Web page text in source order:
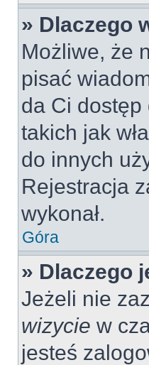
» Dlaczego
Możliwe, że
pisać
da Ci
takich jak
do innych
Rejestracja
wykonał.
Góra
» Dlaczego
Jeżeli nie
wizycie w
jesteś